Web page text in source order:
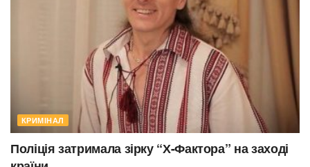
КРИМІНАЛ
Поліція затримала зірку “Х-Фактора” на заході